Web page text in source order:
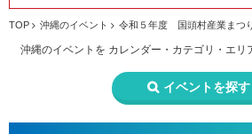
TOP 沖縄のイベント 令和５年度 国頭村産業まつ
沖縄のイベントを カレンダー・カテゴリ・エリ
イベントを探す